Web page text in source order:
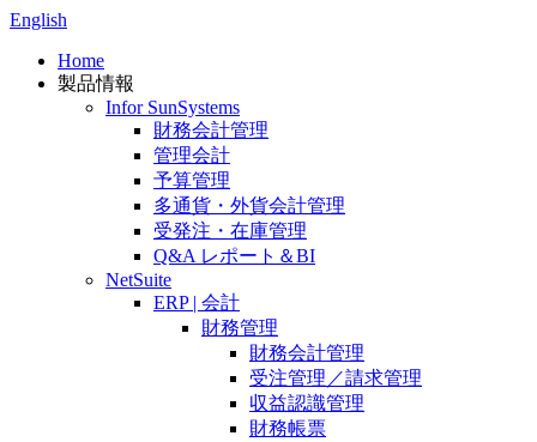
English
Home
製品情報
Infor SunSystems
財務会計管理
管理会計
予算管理
多通貨・外貨会計管理
受発注・在庫管理
Q&A レポート＆BI
NetSuite
ERP | 会計
財務管理
財務会計管理
受注管理／請求管理
収益認識管理
財務帳票